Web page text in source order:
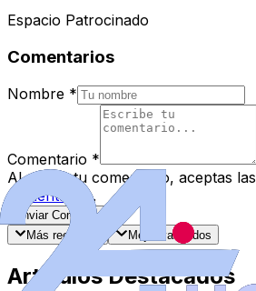
Espacio Patrocinado
Comentarios
Nombre *
Comentario *
Al enviar tu comentario, aceptas las
comentarios.
Enviar Comentario
Más recientes
Mejor valorados
Artículos Destacados